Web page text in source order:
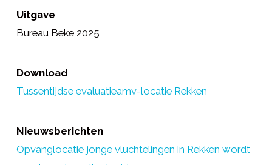
Uitgave
Bureau Beke 2025
Download
Tussentijdse evaluatieamv-locatie Rekken
Nieuwsberichten
Opvanglocatie jonge vluchtelingen in Rekken wordt